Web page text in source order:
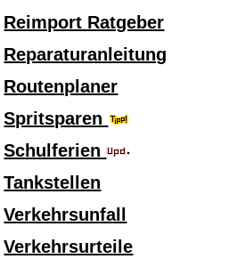
Reimport Ratgeber
Reparaturanleitung
Routenplaner
Spritsparen
Schulferien
Tankstellen
Verkehrsunfall
Verkehrsurteile